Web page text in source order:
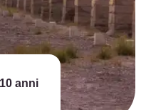
10 anni